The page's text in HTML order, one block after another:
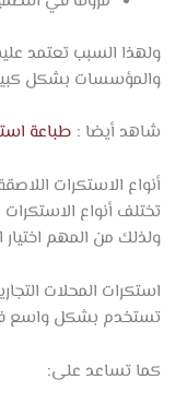
ولهذا السبب تعتمد
والمؤسسات بشكل
شاهد أيضا : طباعة
أنواع الاستكرات
تختلف أنواع
ولذلك من المهم
استكرات المحلات
تستخدم بشكل واسع في
كما تساعد على: